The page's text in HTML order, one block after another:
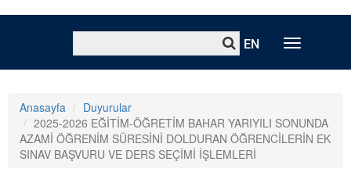
EN
Anasayfa
Duyurular
2025-2026 EĞİTİM-ÖĞRETİM BAHAR YARIYILI SONUNDA
AZAMİ ÖĞRENİM SÜRESİNİ DOLDURAN ÖĞRENCİLERİN EK
SINAV BAŞVURU VE DERS SEÇİMİ İŞLEMLERİ